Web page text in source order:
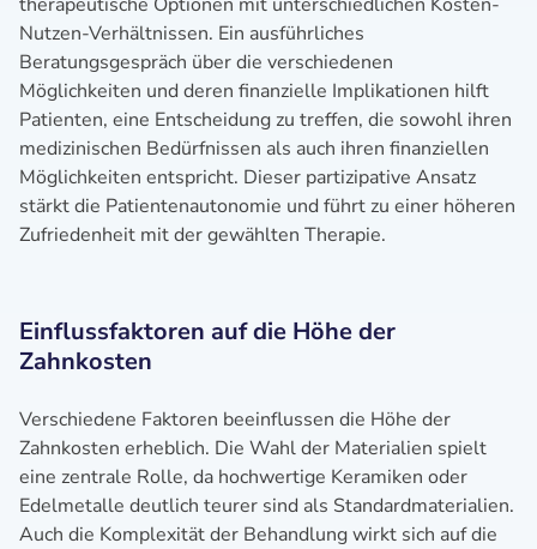
Nutzen-Verhältnissen. Ein ausführliches
Beratungsgespräch über die verschiedenen
Möglichkeiten und deren finanzielle Implikationen hilft
Patienten, eine Entscheidung zu treffen, die sowohl ihren
medizinischen Bedürfnissen als auch ihren finanziellen
Möglichkeiten entspricht. Dieser partizipative Ansatz
stärkt die Patientenautonomie und führt zu einer höheren
Zufriedenheit mit der gewählten Therapie.
Einflussfaktoren auf die Höhe der
Zahnkosten
Verschiedene Faktoren beeinflussen die Höhe der
Zahnkosten erheblich. Die Wahl der Materialien spielt
eine zentrale Rolle, da hochwertige Keramiken oder
Edelmetalle deutlich teurer sind als Standardmaterialien.
Auch die Komplexität der Behandlung wirkt sich auf die